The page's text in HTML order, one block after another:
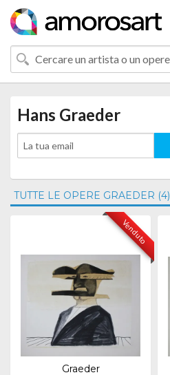
Hans Graeder
TUTTE LE OPERE GRAEDER (4)
Venduto
Graeder